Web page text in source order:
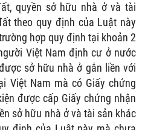
quyền sở hữu nhà ở và tài
theo quy định của Luật này
hợp quy định tại khoản 2
Việt Nam định cư ở nước
sở hữu nhà ở gắn liền với
Việt Nam mà có Giấy chứng
được cấp Giấy chứng nhận
sở hữu nhà ở và tài sản khác